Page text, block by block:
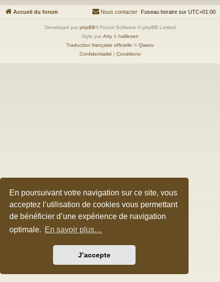
En poursuivant votre navigation sur ce site, vous
acceptez l’utilisation de cookies vous permettant
de bénéficier d’une expérience de navigation
optimale. En savoir plus…
J’accepte
Accueil du forum Fuseau horaire sur UTC+01:00
Nous contacter
Développé par phpBB® Forum Software © phpBB Limited
Style par Arty & halilesen
Traduction française officielle © Qiaeru
Confidentialité | Conditions